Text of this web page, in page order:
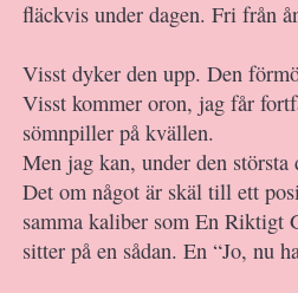
fläckvis under dagen. Fri från
Visst dyker den upp. Den
Visst kommer oron, jag får
sömnpiller på kvällen.
Men jag kan, under den största
Det om något är skäl till ett
samma kaliber som En Riktigt
sitter på en sådan. En “Jo, nu